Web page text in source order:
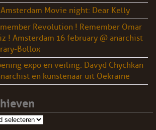
Movie night: Dear Kelly
Revolution ! Remember Omar
! Amsterdam 16 february @ anarchist
Bollox
expo en veiling: Davyd Chychkan
en kunstenaar uit Oekraine